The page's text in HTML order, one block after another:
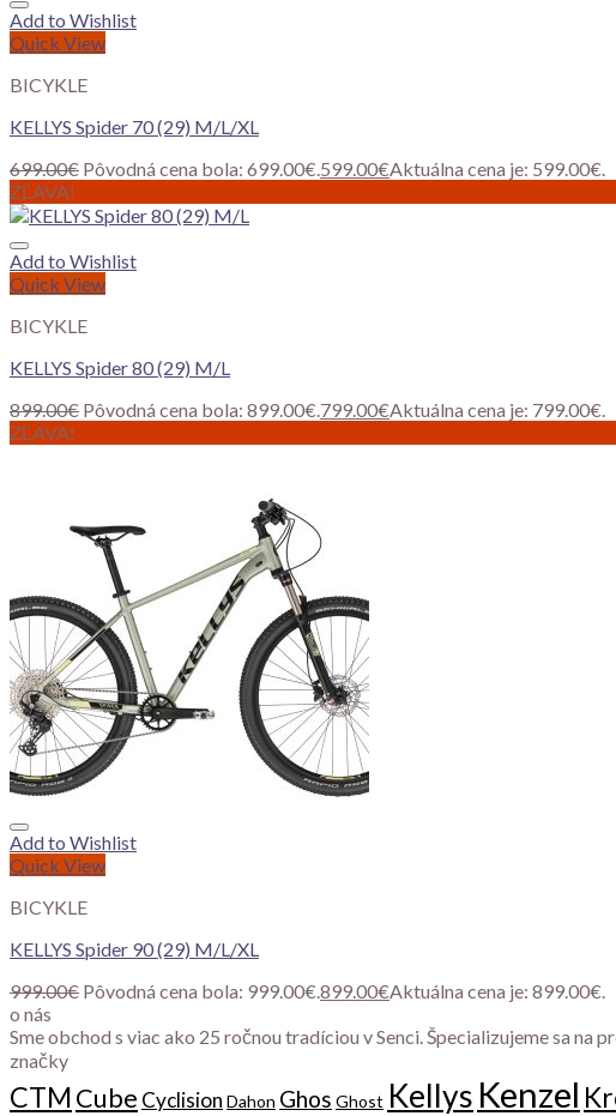
Add to Wishlist
Quick View
BICYKLE
KELLYS Spider 70 (29) M/L/XL
699.00€ Pôvodná cena bola: 699.00€.599.00€Aktuálna cena je: 599.00€.
ZĽAVA!
Add to Wishlist
Quick View
BICYKLE
KELLYS Spider 80 (29) M/L
899.00€ Pôvodná cena bola: 899.00€.799.00€Aktuálna cena je: 799.00€.
ZĽAVA!
Add to Wishlist
Quick View
BICYKLE
KELLYS Spider 90 (29) M/L/XL
999.00€ Pôvodná cena bola: 999.00€.899.00€Aktuálna cena je: 899.00€.
o nás
Sme obchod s viac ako 25 ročnou tradíciou v Senci. Špecializujeme sa
značky
CTMCube Cyclision Dahon Ghos Ghost Kellys Kenzel